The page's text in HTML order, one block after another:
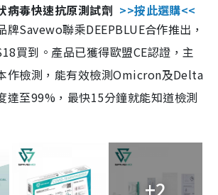
毒快速抗原測試劑 >>按此選購<<
牌Savewo聯乘DEEPBLUE合作推出，
買到。產品已獲得歐盟CE認證，主
作檢測，能有效檢測Omicron及Delta
達至99%，最快15分鐘就能知道檢測
+2